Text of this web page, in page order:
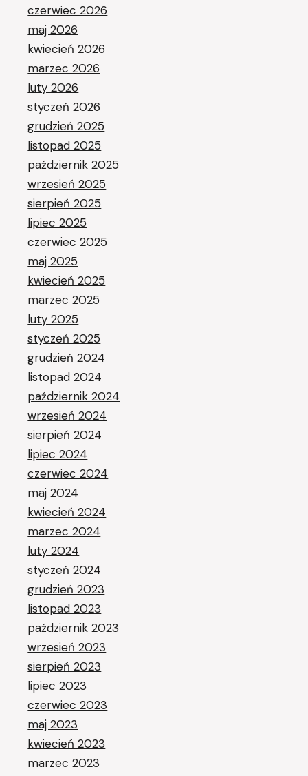
czerwiec 2026
maj 2026
kwiecień 2026
marzec 2026
luty 2026
styczeń 2026
grudzień 2025
listopad 2025
październik 2025
wrzesień 2025
sierpień 2025
lipiec 2025
czerwiec 2025
maj 2025
kwiecień 2025
marzec 2025
luty 2025
styczeń 2025
grudzień 2024
listopad 2024
październik 2024
wrzesień 2024
sierpień 2024
lipiec 2024
czerwiec 2024
maj 2024
kwiecień 2024
marzec 2024
luty 2024
styczeń 2024
grudzień 2023
listopad 2023
październik 2023
wrzesień 2023
sierpień 2023
lipiec 2023
czerwiec 2023
maj 2023
kwiecień 2023
marzec 2023